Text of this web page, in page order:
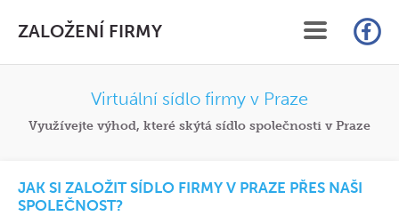
ZALOŽENÍ FIRMY
SLUŽBY
Virtuální sídlo firmy v Praze
Využívejte výhod, které skýtá sídlo společnosti v Praze
JAK SI ZALOŽIT SÍDLO FIRMY V PRAZE PŘES NAŠI
SPOLEČNOST?